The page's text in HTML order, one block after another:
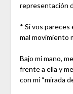
representación
* Si vos pareces
mal movimiento
Bajo mi mano,
frente a ella y
con mi “mirada